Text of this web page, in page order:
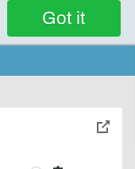
Got it
toggle